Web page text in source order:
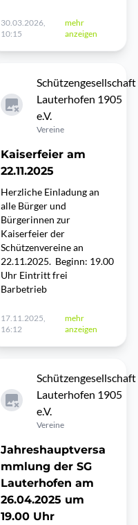
30.03.2026,
10:15
mehr
anzeigen
Schützengesellschaft
Lauterhofen 1905
e.V.
Vereine
Kaiserfeier am
22.11.2025
Herzliche Einladung an
alle Bürger und
Bürgerinnen zur
Kaiserfeier der
Schützenvereine an
22.11.2025. Beginn: 19.00
Uhr Eintritt frei
Barbetrieb
17.11.2025,
16:12
mehr
anzeigen
Schützengesellschaft
Lauterhofen 1905
e.V.
Vereine
Jahreshauptversa
mmlung der SG
Lauterhofen am
26.04.2025 um
19.00 Uhr